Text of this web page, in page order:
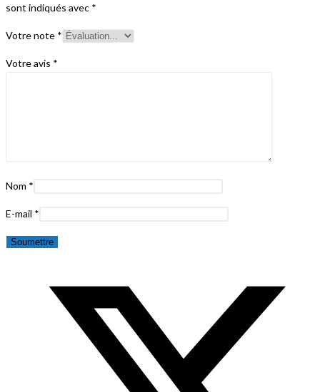
sont indiqués avec *
Votre note *
Votre avis *
Nom *
E-mail *